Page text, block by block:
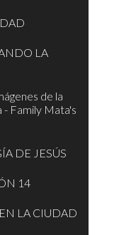
LA
de la
- Family Mata's
DE JESÚS
14
LA CIUDAD